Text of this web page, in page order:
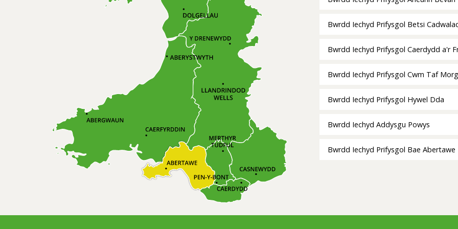
Bwrdd Iechyd Prifysgol Betsi
Bwrdd Iechyd Prifysgol Caerdydd a'r
Bwrdd Iechyd Prifysgol Cwm Taf
Bwrdd Iechyd Prifysgol Hywel Dda
Bwrdd Iechyd Addysgu Powys
Bwrdd Iechyd Prifysgol Bae Abertawe